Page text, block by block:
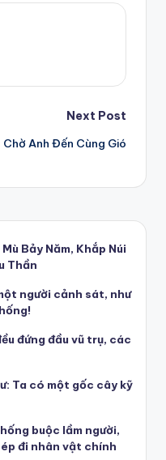
Next Post
Chờ Anh Đến Cùng Gió
Bảy Năm, Khắp Núi
Thần
người cảnh sát, như
đứng đầu vũ trụ, các
Ta có một gốc cây kỹ
buộc lầm người,
đi nhân vật chính